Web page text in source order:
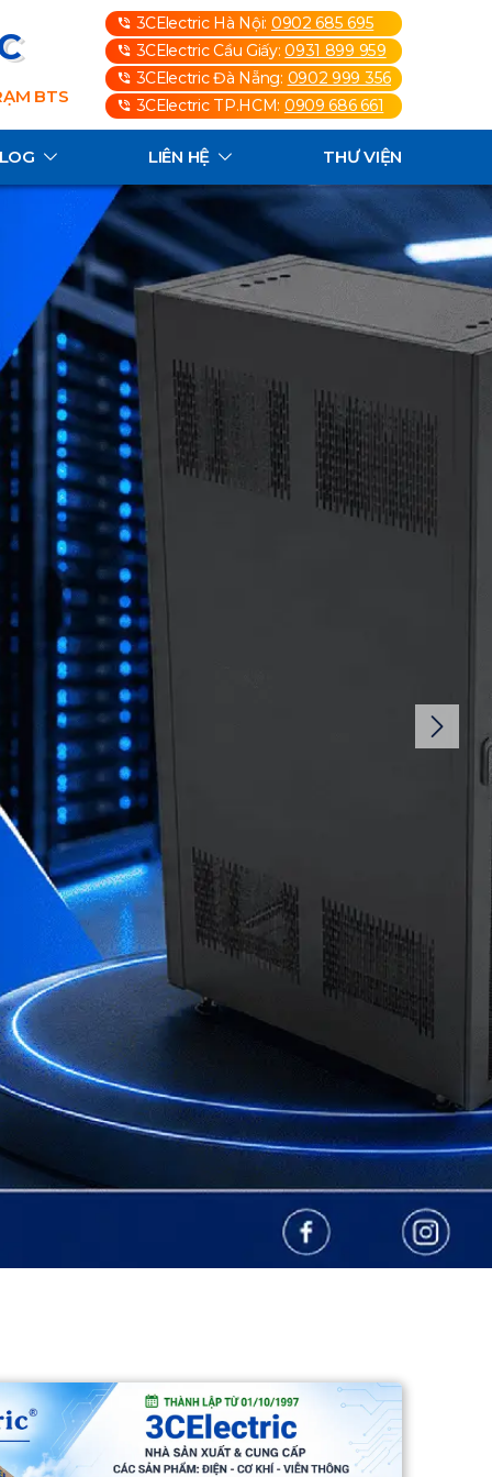
BTS
3CElectric Hà Nội: 0902 685 695
3CElectric Cầu Giấy:0931 899 959
3CElectric Đà Nẵng: 0902 999 356
3CElectric TP.HCM: 0909 686 661
LIÊN HỆ THƯ VIỆN